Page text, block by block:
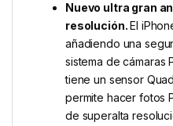
Nuevo ultra gran
resolución.El
añadiendo una
sistema de cámaras
tiene un sensor
permite hacer fotos
de superalta